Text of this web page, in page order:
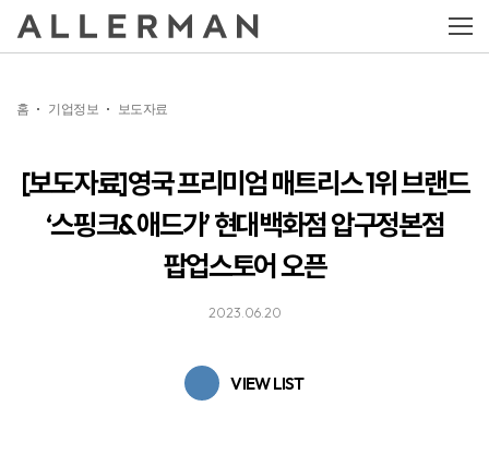
홈 기업정보 보도자료
[보도자료]영국 프리미엄 매트리스 1위 브랜드
‘스핑크&애드가’ 현대백화점 압구정본점
팝업스토어 오픈
2023.06.20
VIEW LIST